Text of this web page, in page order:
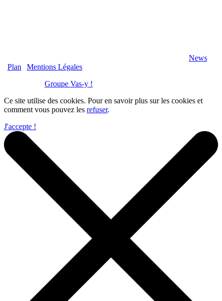
News
Plan
Mentions Légales
Groupe Vas-y !
Ce site utilise des cookies. Pour en savoir plus sur les cookies et
comment vous pouvez les refuser.
J'accepte !